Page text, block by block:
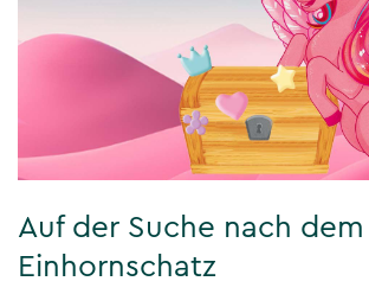
Auf der Suche nach dem
Einhornschatz